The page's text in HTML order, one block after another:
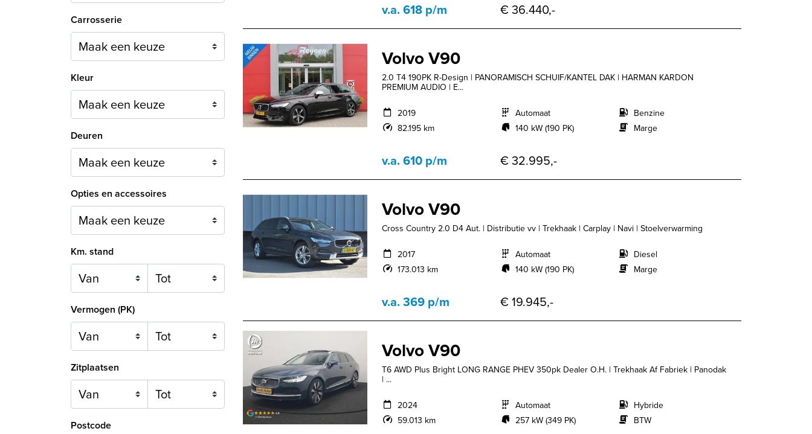
Carrosserie
Maak een keuze
Kleur
Maak een keuze
Deuren
Maak een keuze
Opties en accessoires
Maak een keuze
Km. stand
Vermogen (PK)
Zitplaatsen
Postcode
v.a. 618 p/m € 36.440,-
Volvo V90
2.0 T4 190PK R-Design | PANORAMISCH SCHUIF/KANTEL DAK | HARMAN KARDON
PREMIUM AUDIO | E...
2019
82.195 km
Automaat
140 kW (190 PK)
Benzine
Marge
v.a. 610 p/m € 32.995,-
Volvo V90
Cross Country 2.0 D4 Aut. | Distributie vv | Trekhaak | Carplay | Navi | Stoelverwarming
2017
173.013 km
Automaat
140 kW (190 PK)
Diesel
Marge
v.a. 369 p/m € 19.945,-
Volvo V90
T6 AWD Plus Bright LONG RANGE PHEV 350pk Dealer O.H. | Trekhaak Af Fabriek | Panodak
| ...
2024
59.013 km
Automaat
257 kW (349 PK)
Hybride
BTW